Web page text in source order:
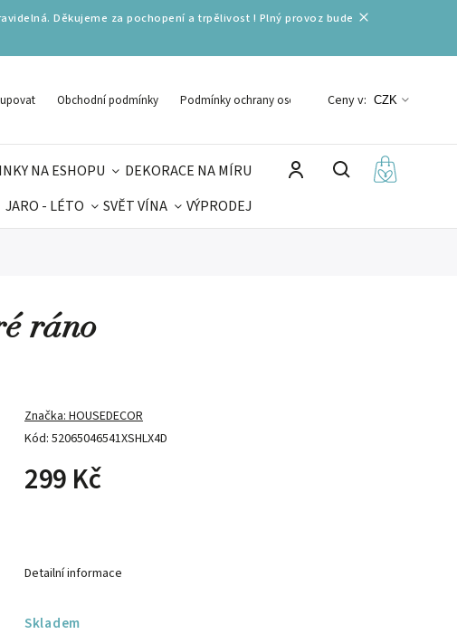
Děkujeme za pochopení a trpělivost ! Plný provoz bude
Obchodní podmínky Podmínky ochrany osobních údajů
Ceny v: CZK
NA ESHOPU
DEKORACE NA MÍRU
JARO - LÉTO SVĚT VÍNA
VÝPRODEJ
ráno
Kód: 52065046541XSHLX4D
Značka:HOUSEDECOR
299 Kč
Skladem
Detailní informace